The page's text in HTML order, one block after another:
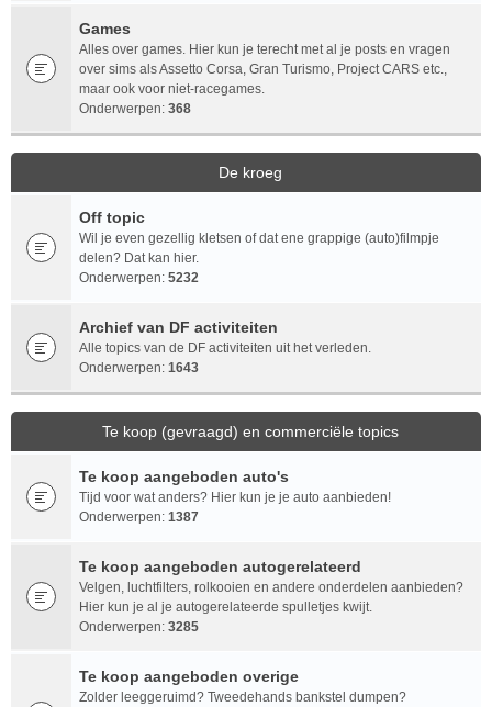
Games
Alles over games. Hier kun je terecht met al je posts en vragen
over sims als Assetto Corsa, Gran Turismo, Project CARS etc.,
maar ook voor niet-racegames.
Onderwerpen: 368
De kroeg
Off topic
Wil je even gezellig kletsen of dat ene grappige (auto)filmpje
delen? Dat kan hier.
Onderwerpen: 5232
Archief van DF activiteiten
Alle topics van de DF activiteiten uit het verleden.
Onderwerpen: 1643
Te koop (gevraagd) en commerciële topics
Te koop aangeboden auto's
Tijd voor wat anders? Hier kun je je auto aanbieden!
Onderwerpen: 1387
Te koop aangeboden autogerelateerd
Velgen, luchtfilters, rolkooien en andere onderdelen aanbieden?
Hier kun je al je autogerelateerde spulletjes kwijt.
Onderwerpen: 3285
Te koop aangeboden overige
Zolder leeggeruimd? Tweedehands bankstel dumpen?